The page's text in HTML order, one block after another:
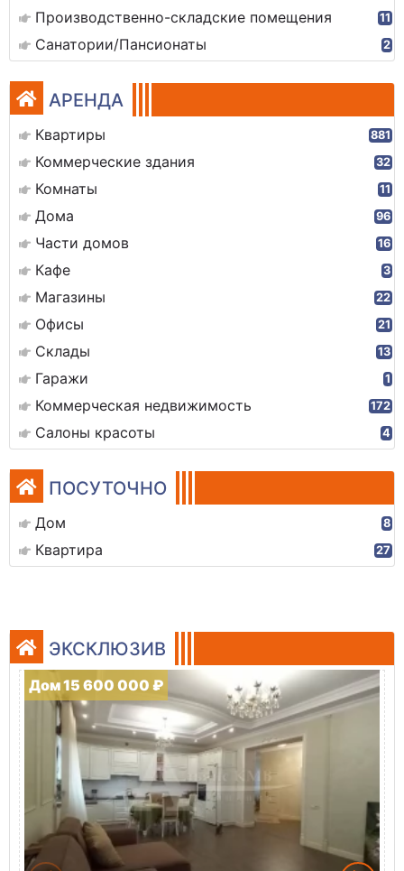
Производственно-складские помещения 11
Санатории/Пансионаты 2
АРЕНДА
Квартиры 881
Коммерческие здания 32
Комнаты 11
Дома 96
Части домов 16
Кафе 3
Магазины 22
Офисы 21
Склады 13
Гаражи 1
Коммерческая недвижимость 172
Салоны красоты 4
ПОСУТОЧНО
Дом 8
Квартира 27
ЭКСКЛЮЗИВ
Дом 15 600 000 ₽